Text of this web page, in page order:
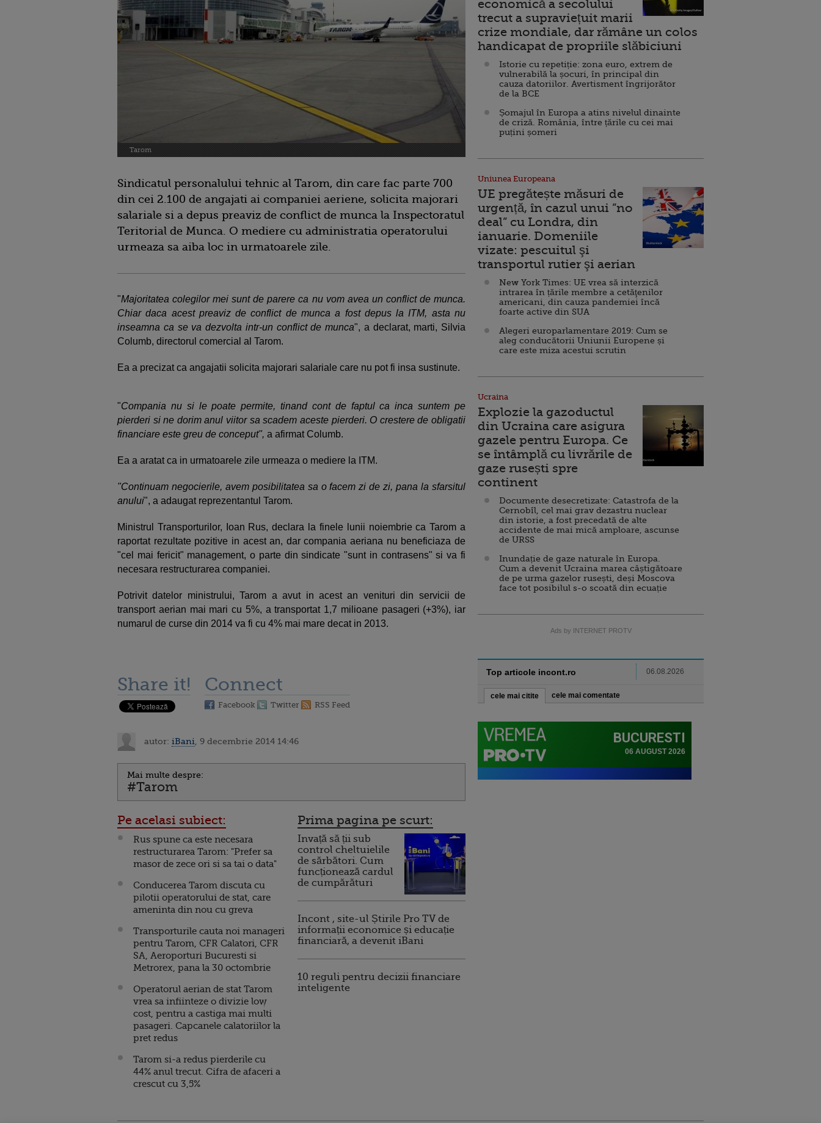
Tarom
Sindicatul personalului tehnic al Tarom, din care fac parte 700
din cei 2.100 de angajati ai companiei aeriene, solicita majorari
salariale si a depus preaviz de conflict de munca la Inspectoratul
Teritorial de Munca. O mediere cu administratia operatorului
urmeaza sa aiba loc in urmatoarele zile.
"Majoritatea colegilor mei sunt de parere ca nu vom avea un conflict de munca.
Chiar daca acest preaviz de conflict de munca a fost depus la ITM, asta nu
inseamna ca se va dezvolta intr-un conflict de munca", a declarat, marti, Silvia
Columb, directorul comercial al Tarom.
Ea a precizat ca angajatii solicita majorari salariale care nu pot fi insa sustinute.
"Compania nu si le poate permite, tinand cont de faptul ca inca suntem pe
pierderi si ne dorim anul viitor sa scadem aceste pierderi. O crestere de obligatii
financiare este greu de conceput", a afirmat Columb.
Ea a aratat ca in urmatoarele zile urmeaza o mediere la ITM.
"Continuam negocierile, avem posibilitatea sa o facem zi de zi, pana la sfarsitul
anului", a adaugat reprezentantul Tarom.
Ministrul Transporturilor, Ioan Rus, declara la finele lunii noiembrie ca Tarom a
raportat rezultate pozitive in acest an, dar compania aeriana nu beneficiaza de
"cel mai fericit" management, o parte din sindicate "sunt in contrasens" si va fi
necesara restructurarea companiei.
Potrivit datelor ministrului, Tarom a avut in acest an venituri din servicii de
transport aerian mai mari cu 5%, a transportat 1,7 milioane pasageri (+3%), iar
numarul de curse din 2014 va fi cu 4% mai mare decat in 2013.
Share it! Connect
Facebook Twitter RSS Feed
autor: iBani , 9 decembrie 2014 14:46
Mai multe despre:
#Tarom
Pe acelasi subiect:
Rus spune ca este necesara
restructurarea Tarom: "Prefer sa
masor de zece ori si sa tai o data"
Conducerea Tarom discuta cu
pilotii operatorului de stat, care
ameninta din nou cu greva
Transporturile cauta noi manageri
pentru Tarom, CFR Calatori, CFR
SA, Aeroporturi Bucuresti si
Metrorex, pana la 30 octombrie
Operatorul aerian de stat Tarom
vrea sa infiinteze o divizie low
cost, pentru a castiga mai multi
pasageri. Capcanele calatoriilor la
pret redus
Tarom si-a redus pierderile cu
44% anul trecut. Cifra de afaceri a
crescut cu 3,5%
Prima pagina pe scurt:
Invață să ții sub
control cheltuielile
de sărbători. Cum
funcționează cardul
de cumpărături
Incont , site-ul Știrile Pro TV de
informații economice și educație
financiară, a devenit iBani
10 reguli pentru decizii financiare
inteligente
economică a secolului
trecut a supraviețuit marii
crize mondiale, dar rămâne un colos
handicapat de propriile slăbiciuni
Istorie cu repetiție: zona euro, extrem de
vulnerabilă la șocuri, în principal din
cauza datoriilor. Avertisment îngrijorător
de la BCE
Șomajul în Europa a atins nivelul dinainte
de criză. România, între țările cu cei mai
puțini șomeri
Uniunea Europeana
UE pregătește măsuri de
urgență, în cazul unui ”no
deal” cu Londra, din
ianuarie. Domeniile
vizate: pescuitul şi
transportul rutier şi aerian
New York Times: UE vrea să interzică
intrarea în țările membre a cetăţenilor
americani, din cauza pandemiei încă
foarte active din SUA
Alegeri europarlamentare 2019: Cum se
aleg conducătorii Uniunii Europene și
care este miza acestui scrutin
Ucraina
Explozie la gazoductul
din Ucraina care asigura
gazele pentru Europa. Ce
se întâmplă cu livrările de
gaze rusești spre
continent
Documente desecretizate: Catastrofa de la
Cernobîl, cel mai grav dezastru nuclear
din istorie, a fost precedată de alte
accidente de mai mică amploare, ascunse
de URSS
Inundație de gaze naturale în Europa.
Cum a devenit Ucraina marea câștigătoare
de pe urma gazelor rusești, deși Moscova
face tot posibilul s-o scoată din ecuație
Ads by INTERNET PROTV
Top articole incont.ro 06.08.2026
cele mai citite cele mai comentate